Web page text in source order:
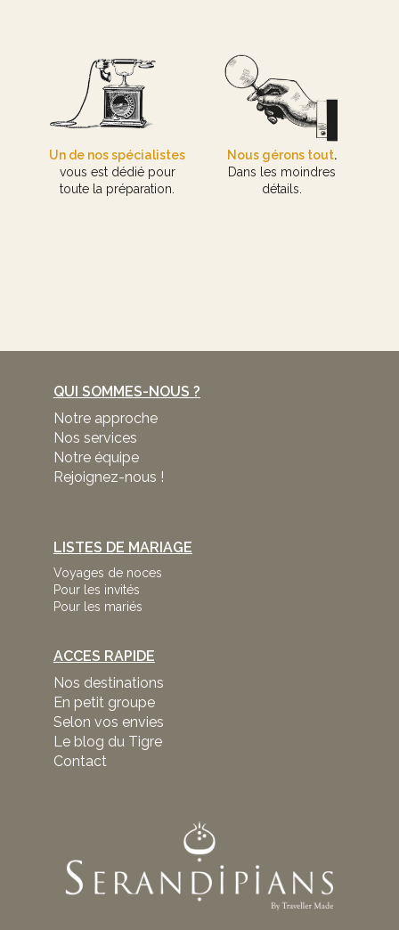
Un de nos spécialistes
vous est dédié pour
toute la préparation.
Nous gérons tout.
Dans les moindres
détails.
QUI SOMMES-NOUS ?
Notre approche
Nos services
Notre équipe
Rejoignez-nous !
LISTES DE MARIAGE
Voyages de noces
Pour les invités
Pour les mariés
ACCES RAPIDE
Nos destinations
En petit groupe
Selon vos envies
Le blog du Tigre
Contact